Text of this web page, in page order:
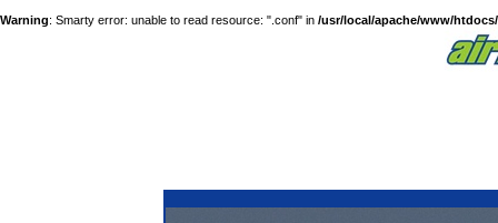
Warning: Smarty error: unable to read resource: ".conf" in /usr/local/apache/www/